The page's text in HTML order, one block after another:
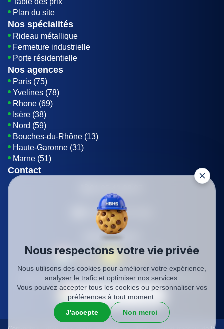
Table des prix
Plan du site
Nos spécialités
Rideau métallique
Fermeture industrielle
Porte résidentielle
Nos agences
Paris (75)
Yvelines (78)
Rhone (69)
Isère (38)
Nord (59)
Bouches-du-Rhône (13)
Haute-Garonne (31)
Marne (51)
Contact
Envoyer un E-mail
Être rappelé
SIREN: 819116823
Charte qualité Mentions légales Politique de confidentialité
Nous respectons votre vie privée
Nous utilisons des cookies pour améliorer votre expérience,
analyser le trafic et optimiser nos services.
Vous pouvez accepter tous les cookies ou personnaliser vos
préférences à tout moment.
J'accepte
Non merci